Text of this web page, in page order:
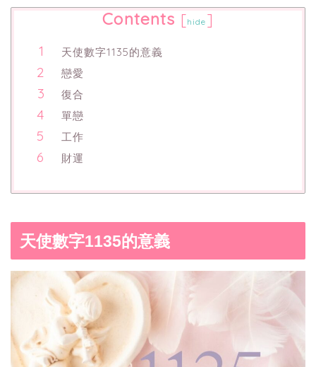
Contents [hide ]
天使數字1135的意義
戀愛
復合
單戀
工作
財運
天使數字1135的意義